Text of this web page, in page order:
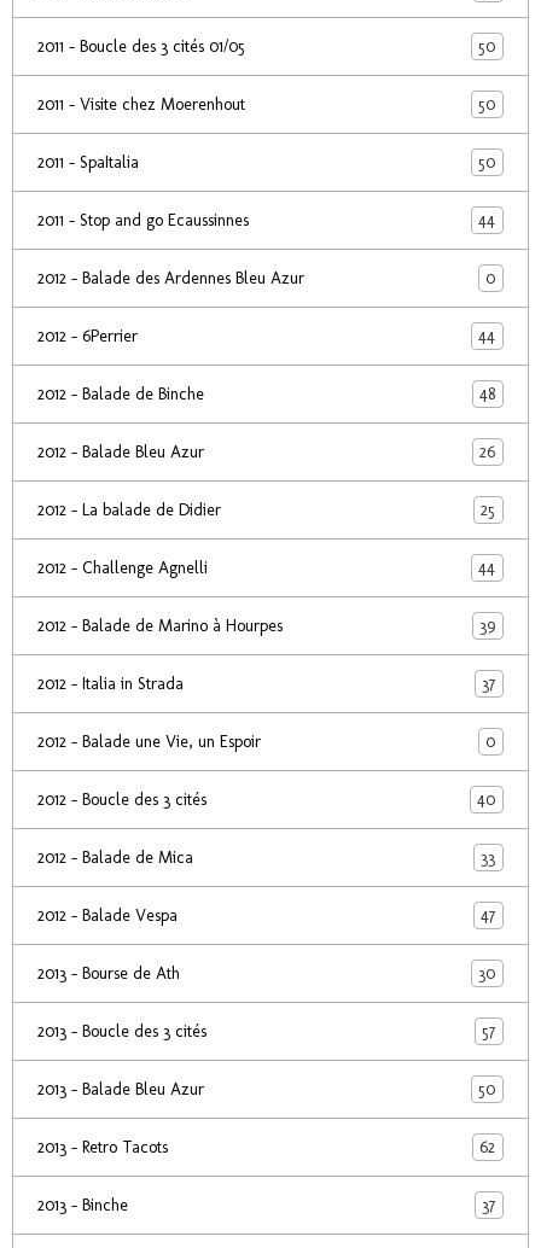
2011 - Boucle des 3 cités 01/05 50
2011 - Visite chez Moerenhout 50
2011 - SpaItalia 50
2011 - Stop and go Ecaussinnes 44
2012 - Balade des Ardennes Bleu Azur 0
2012 - 6Perrier 44
2012 - Balade de Binche 48
2012 - Balade Bleu Azur 26
2012 - La balade de Didier 25
2012 - Challenge Agnelli 44
2012 - Balade de Marino à Hourpes 39
2012 - Italia in Strada 37
2012 - Balade une Vie, un Espoir 0
2012 - Boucle des 3 cités 40
2012 - Balade de Mica 33
2012 - Balade Vespa 47
2013 - Bourse de Ath 30
2013 - Boucle des 3 cités 57
2013 - Balade Bleu Azur 50
2013 - Retro Tacots 62
2013 - Binche 37